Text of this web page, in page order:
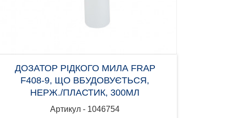
ДОЗАТОР РІДКОГО МИЛА FRAP
F408-9, ЩО ВБУДОВУЄТЬСЯ,
НЕРЖ./ПЛАСТИК, 300МЛ
Артикул - 1046754